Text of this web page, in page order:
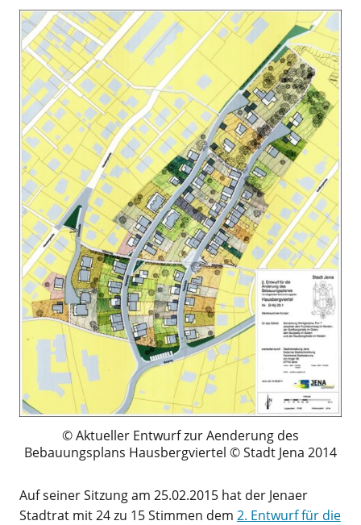
Aktueller Entwurf zur Aenderung des
Bebauungsplans Hausbergviertel © Stadt Jena 2014
Auf seiner Sitzung am 25.02.2015 hat der Jenaer
Stadtrat mit 24 zu 15 Stimmen dem 2. Entwurf für die